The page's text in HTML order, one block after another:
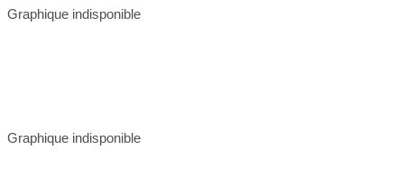
Graphique indisponible
Graphique indisponible